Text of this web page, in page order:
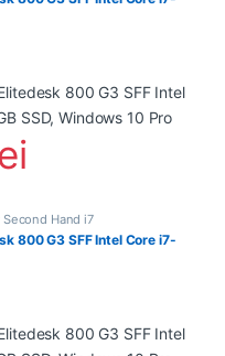
Hand i7
800 G3 SFF Intel Core i7-